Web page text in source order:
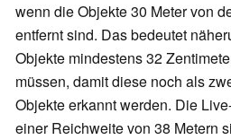
wenn die Objekte 30 Meter von
entfernt sind. Das bedeutet
Objekte mindestens 32
müssen, damit diese noch als
Objekte erkannt werden. Die
einer Reichweite von 38 Metern